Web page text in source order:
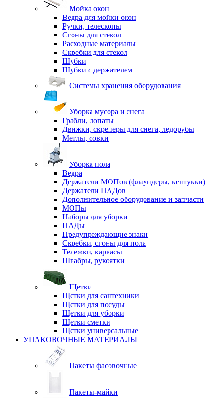
Мойка окон
Ведра для мойки окон
Ручки, телескопы
Сгоны для стекол
Расходные материалы
Скребки для стекол
Шубки
Шубки с держателем
Системы хранения оборудования
Уборка мусора и снега
Грабли, лопаты
Движки, скреперы для снега, ледорубы
Метлы, совки
Уборка пола
Ведра
Держатели МОПов (флаундеры, кентукки)
Держатели ПАДов
Дополнительное оборудование и запчасти
МОПы
Наборы для уборки
ПАДы
Предупреждающие знаки
Скребки, сгоны для пола
Тележки, каркасы
Швабры, рукоятки
Щетки
Щетки для сантехники
Щетки для посуды
Щетки для уборки
Щетки сметки
Щетки универсальные
УПАКОВОЧНЫЕ МАТЕРИАЛЫ
Пакеты фасовочные
Пакеты-майки